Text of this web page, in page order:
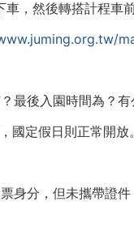
，然後轉搭計程車前
最後入園時間為？有
國定假日則正常開
身分，但未攜帶證件